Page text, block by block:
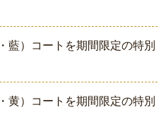
藍）コートを期間限定の特別
黄）コートを期間限定の特別